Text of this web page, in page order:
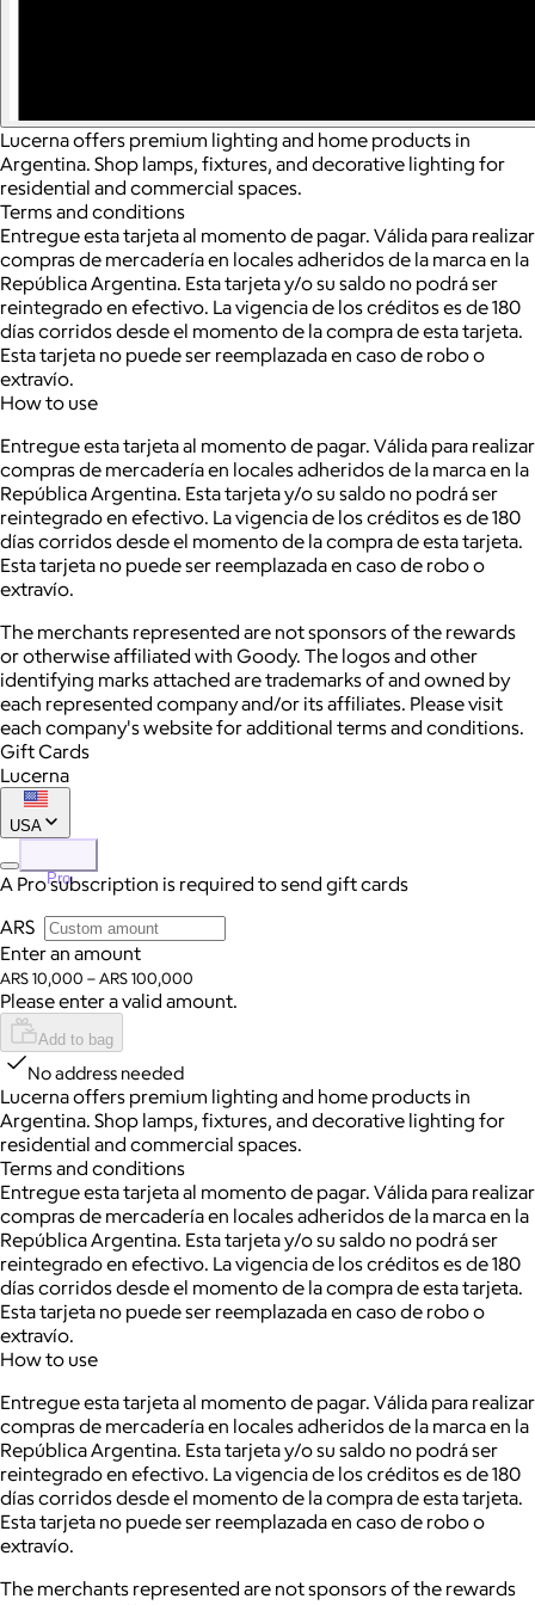
Lucerna offers premium lighting and home products in
Argentina. Shop lamps, fixtures, and decorative lighting for
residential and commercial spaces.
Terms and conditions
Entregue esta tarjeta al momento de pagar. Válida para realizar
compras de mercadería en locales adheridos de la marca en la
República Argentina. Esta tarjeta y/o su saldo no podrá ser
reintegrado en efectivo. La vigencia de los créditos es de 180
días corridos desde el momento de la compra de esta tarjeta.
Esta tarjeta no puede ser reemplazada en caso de robo o
extravío.
How to use
Entregue esta tarjeta al momento de pagar. Válida para realizar
compras de mercadería en locales adheridos de la marca en la
República Argentina. Esta tarjeta y/o su saldo no podrá ser
reintegrado en efectivo. La vigencia de los créditos es de 180
días corridos desde el momento de la compra de esta tarjeta.
Esta tarjeta no puede ser reemplazada en caso de robo o
extravío.
The merchants represented are not sponsors of the rewards
or otherwise affiliated with Goody. The logos and other
identifying marks attached are trademarks of and owned by
each represented company and/or its affiliates. Please visit
each company's website for additional terms and conditions.
Gift Cards
Lucerna
USA
Pro
A Pro subscription is required to send gift cards
ARS
Enter an amount
ARS 10,000 – ARS 100,000
Please enter a valid amount.
Add to bag
No address needed
Lucerna offers premium lighting and home products in
Argentina. Shop lamps, fixtures, and decorative lighting for
residential and commercial spaces.
Terms and conditions
Entregue esta tarjeta al momento de pagar. Válida para realizar
compras de mercadería en locales adheridos de la marca en la
República Argentina. Esta tarjeta y/o su saldo no podrá ser
reintegrado en efectivo. La vigencia de los créditos es de 180
días corridos desde el momento de la compra de esta tarjeta.
Esta tarjeta no puede ser reemplazada en caso de robo o
extravío.
How to use
Entregue esta tarjeta al momento de pagar. Válida para realizar
compras de mercadería en locales adheridos de la marca en la
República Argentina. Esta tarjeta y/o su saldo no podrá ser
reintegrado en efectivo. La vigencia de los créditos es de 180
días corridos desde el momento de la compra de esta tarjeta.
Esta tarjeta no puede ser reemplazada en caso de robo o
extravío.
The merchants represented are not sponsors of the rewards